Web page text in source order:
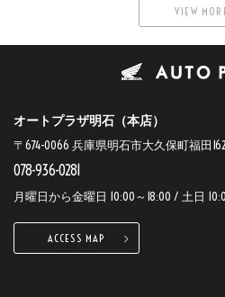
VIEW
オートプラザ明石（本店）
〒674-0066 兵庫県明石市大久保町福田
078-936-0281
月曜日から金曜日 10:00～18:00 / 土日
ACCESS MAP